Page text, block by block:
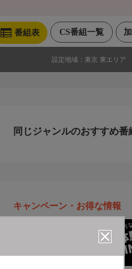
CS番組一覧
番組表
設定地域： 東京 東エリア
同じジャンルのおすすめ番
キャンペーン・お得な情報